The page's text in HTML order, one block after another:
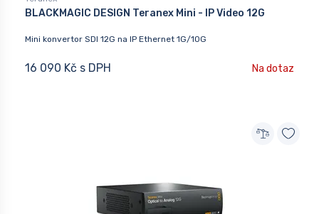
BLACKMAGIC DESIGN Teranex Mini - IP Video 12G
Mini konvertor SDI 12G na IP Ethernet 1G/10G
16 090 Kč s DPH Na dotaz